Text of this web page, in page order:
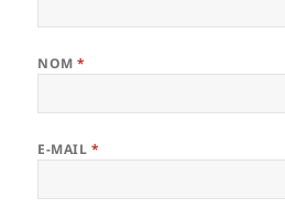
NOM*
E-MAIL *